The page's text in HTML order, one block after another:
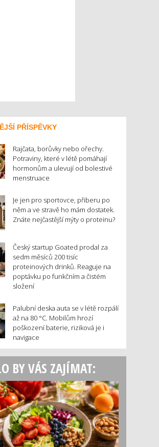
PŘÍSPĚVKY
Rajčata, borůvky nebo ořechy.
Potraviny, které v létě pomáhají
hormonům a ulevují od bolestivé
menstruace
Je jen pro sportovce, přiberu po
něm a ve stravě ho mám dostatek.
Znáte nejčastější mýty o proteinu?
Český startup Goated prodal za
sedm měsíců 200 tisíc
proteinových drinků. Reaguje na
poptávku po funkčním a čistém
složení
Palubní deska auta se v létě rozpálí
až na 80 °C. Mobilům hrozí
poškození baterie, riziková je i
navigace
BY VÁS ZAJÍMAT: